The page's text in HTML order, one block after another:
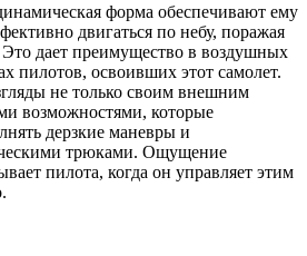
форма обеспечивают ему
двигаться по небу, поражая
дает преимущество в воздушных
пилотов, освоивших этот самолет.
не только своим внешним
возможностями, которые
дерзкие маневры и
трюками. Ощущение
пилота, когда он управляет этим